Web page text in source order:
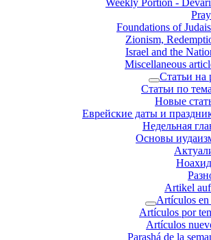
Weekly Portion -
Foundations of
Zionism,
Israel and the
Miscellaneous
Статьи на
Статьи по
Новые
Еврейские даты и
Недельная
Основы
Artikel
Artículos en
Artículos por
Artículos
Parashá de la